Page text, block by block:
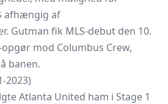
afhængig af
Gutman fik MLS-debut den 10.
mod Columbus Crew,
banen.
2023)
Atlanta United ham i Stage 1